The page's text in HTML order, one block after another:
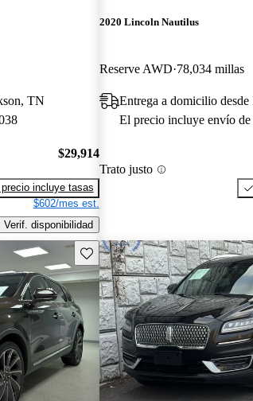
TN
$29,914
precio incluye tasas
$602/mes est.
Verif. disponibilidad
2020 Lincoln Nautilus
Reserve AWD 78,034 millas
Entrega a domicilio
El precio incluye envío de
Trato justo
Guarda este Aviso